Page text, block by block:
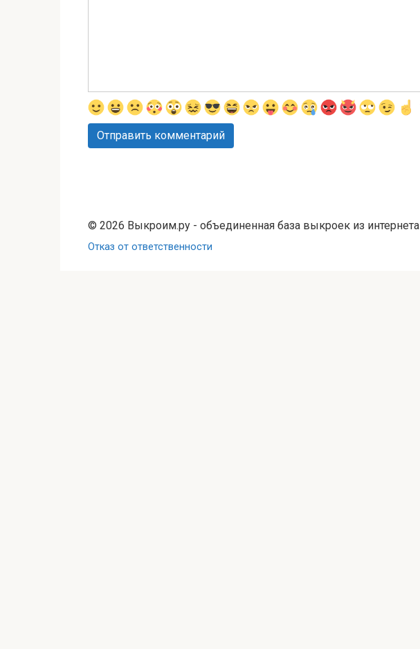
© 2026 Выкроим.ру - объединенная база выкроек из интернета
Отказ от ответственности